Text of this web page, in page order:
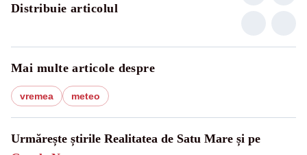
Distribuie articolul
Mai multe articole despre
vremea meteo
Urmărește știrile Realitatea de Satu Mare și pe